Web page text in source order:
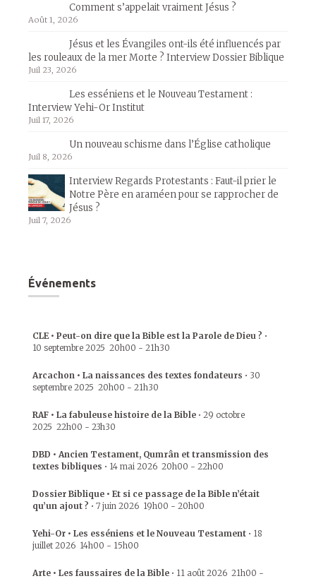
Comment s’appelait vraiment Jésus ?
Août 1, 2026
Jésus et les Évangiles ont-ils été influencés par
les rouleaux de la mer Morte ? Interview Dossier Biblique
Juil 23, 2026
Les esséniens et le Nouveau Testament :
Interview Yehi-Or Institut
Juil 17, 2026
Un nouveau schisme dans l’Église catholique
Juil 8, 2026
Interview Regards Protestants : Faut-il prier le
Notre Père en araméen pour se rapprocher de
Jésus ?
Juil 7, 2026
Événements
CLE • Peut-on dire que la Bible est la Parole de Dieu ? •
10 septembre 2025 20h00 - 21h30
Arcachon • La naissances des textes fondateurs • 30
septembre 2025 20h00 - 21h30
RAF • La fabuleuse histoire de la Bible • 29 octobre
2025 22h00 - 23h30
DBD • Ancien Testament, Qumrân et transmission des
textes bibliques • 14 mai 2026 20h00 - 22h00
Dossier Biblique • Et si ce passage de la Bible n’était
qu’un ajout ? • 7 juin 2026 19h00 - 20h00
Yehi-Or • Les esséniens et le Nouveau Testament • 18
juillet 2026 14h00 - 15h00
Arte • Les faussaires de la Bible • 11 août 2026 21h00 -